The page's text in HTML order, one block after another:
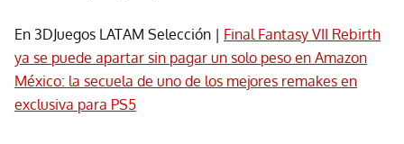
En 3DJuegos LATAM Selección | Final Fantasy VII Rebirth
ya se puede apartar sin pagar un solo peso en Amazon
México: la secuela de uno de los mejores remakes en
exclusiva para PS5